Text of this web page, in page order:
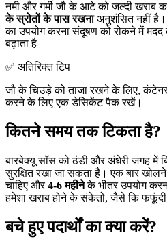
नमी और गर्मी जौ के आटे को जल्दी खराब
के स्रोतों के पास रखनाअनुशंसित नहीं है।
का उपयोग करना संदूषण को रोकने में
बढ़ाता है
✅ अतिरिक्त टिप
जौ के चिउड़े को ताजा रखने के लिए, कंटेनर
करने के लिए एक डेसिकेंट पैक रखें।
कितने समय तक टिकता है?
बारबेक्यू सॉस को ठंडी और अंधेरी जगह में
सुरक्षित रखा जा सकता है। एक बार
चाहिए और4-6 महीनेके भीतर उपयोग
हमेशा खराब होने के संकेतों, जैसे कि
बचे हुए पदार्थों का क्या करें?